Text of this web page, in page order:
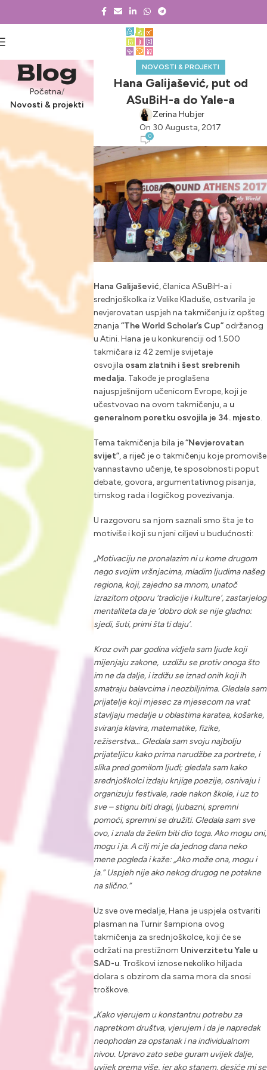
Blog
Početna
Novosti & projekti
NOVOSTI & PROJEKTI
Hana Galijašević, put od
ASuBiH-a do Yale-a
Zerina Hubjer
On 30 Augusta, 2017
0
Hana Galijašević, članica ASuBiH-a i
srednjoškolka iz Velike Kladuše, ostvarila je
nevjerovatan uspjeh na takmičenju iz opšteg
znanja“The World Scholar’s Cup”održanog
u Atini. Hana je u konkurenciji od 1.500
takmičara iz 42 zemlje svijetaje
osvojila osam zlatnih i šest srebrenih
medalja. Takođe je proglašena
najuspješnijom učenicom Evrope, koji je
učestvovao na ovom takmičenju, a u
generalnom poretku osvojila je 34. mjesto.
Tema takmičenja bila je“Nevjerovatan
svijet”, a riječ je o takmičenju koje promoviše
vannastavno učenje, te sposobnosti poput
debate, govora, argumentativnog pisanja,
timskog rada i logičkog povezivanja.
U razgovoru sa njom saznali smo šta je to
motiviše i koji su njeni ciljevi u budućnosti:
„Motivaciju ne pronalazim ni u kome drugom
nego svojim vršnjacima, mladim ljudima našeg
regiona, koji, zajedno sa mnom, unatoč
izrazitom otporu ‘tradicije i kulture’, zastarjelog
mentaliteta da je ‘dobro dok se nije gladno:
sjedi, šuti, primi šta ti daju’.
Kroz ovih par godina vidjela sam ljude koji
mijenjaju zakone, uzdižu se protiv onoga što
im ne da dalje, i izdižu se iznad onih koji ih
smatraju balavcima i neozbiljnima. Gledala sam
prijatelje koji mjesec za mjesecom na vrat
stavljaju medalje u oblastima karatea, košarke,
sviranja klavira, matematike, fizike,
režiserstva… Gledala sam svoju najbolju
prijateljicu kako prima narudžbe za portrete, i
slika pred gomilom ljudi; gledala sam kako
srednjoškolci izdaju knjige poezije, osnivaju i
organizuju festivale, rade nakon škole, i uz to
sve – stignu biti dragi, ljubazni, spremni
pomoći, spremni se družiti. Gledala sam sve
ovo, i znala da želim biti dio toga. Ako mogu oni,
mogu i ja. A cilj mi je da jednog dana neko
mene pogleda i kaže: „Ako može ona, mogu i
ja.“ Uspjeh nije ako nekog drugog ne potakne
na slično.“
Uz sve ove medalje, Hana je uspjela ostvariti
plasman na Turnir šampiona ovog
takmičenja za srednjoškolce, koji će se
održati na prestižnom Univerzitetu Yale u
SAD-u. Troškovi iznose nekoliko hiljada
dolara s obzirom da sama mora da snosi
troškove.
„Kako vjerujem u konstantnu potrebu za
napretkom društva, vjerujem i da je napredak
neophodan za opstanak i na individualnom
nivou. Upravo zato sebe guram uvijek dalje,
uvijek prema više, jer ako stanem, desiće mi se